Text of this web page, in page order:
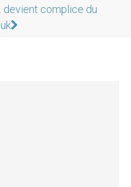
devient complice du